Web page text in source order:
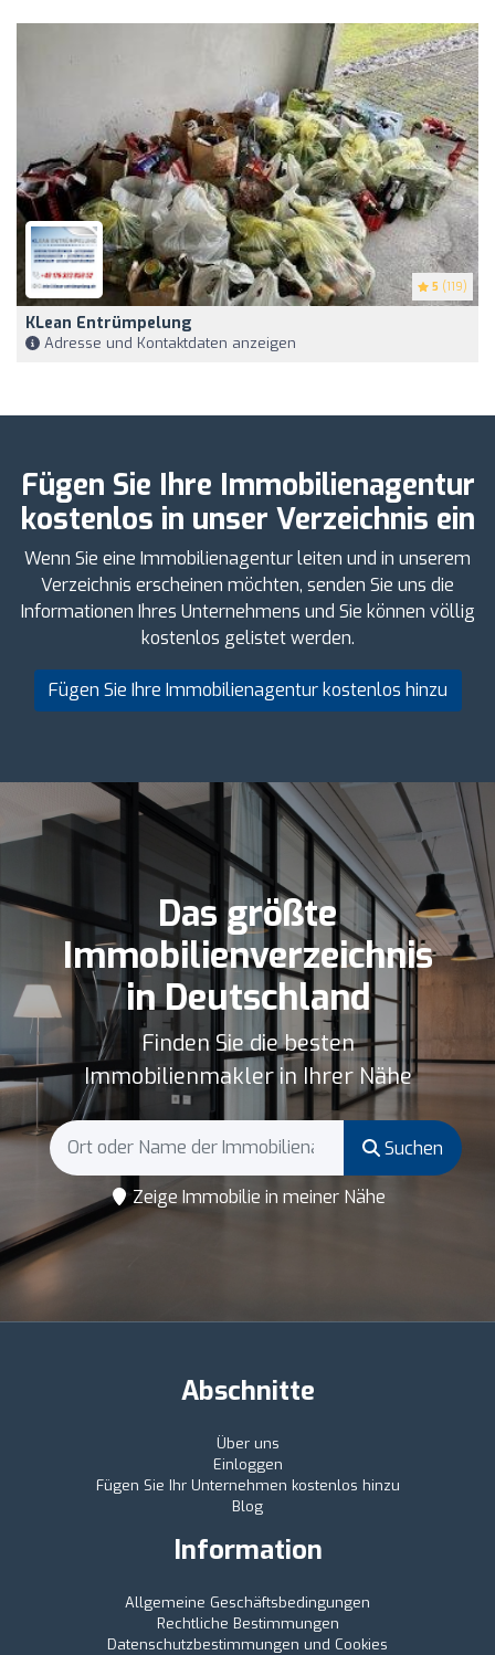
5 (119)
KLean Entrümpelung
Adresse und Kontaktdaten anzeigen
Fügen Sie Ihre Immobilienagentur
kostenlos in unser Verzeichnis ein
Wenn Sie eine Immobilienagentur leiten und in unserem
Verzeichnis erscheinen möchten, senden Sie uns die
Informationen Ihres Unternehmens und Sie können völlig
kostenlos gelistet werden.
Fügen Sie Ihre Immobilienagentur kostenlos hinzu
Das größte
Immobilienverzeichnis
in Deutschland
Finden Sie die besten
Immobilienmakler in Ihrer Nähe
Suchen
Zeige Immobilie in meiner Nähe
Abschnitte
Über uns
Einloggen
Fügen Sie Ihr Unternehmen kostenlos hinzu
Blog
Information
Allgemeine Geschäftsbedingungen
Rechtliche Bestimmungen
Datenschutzbestimmungen und Cookies